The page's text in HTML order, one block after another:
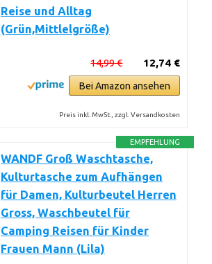
Reise und Alltag
(Grün,Mittlelgröße)
12,74 €
14,99 €
Bei Amazon ansehen
Preis inkl. MwSt., zzgl. Versandkosten
EMPFEHLUNG
WANDF Groß Waschtasche,
Kulturtasche zum Aufhängen
für Damen, Kulturbeutel Herren
Gross, Waschbeutel für
Camping Reisen für Kinder
Frauen Mann (Lila)